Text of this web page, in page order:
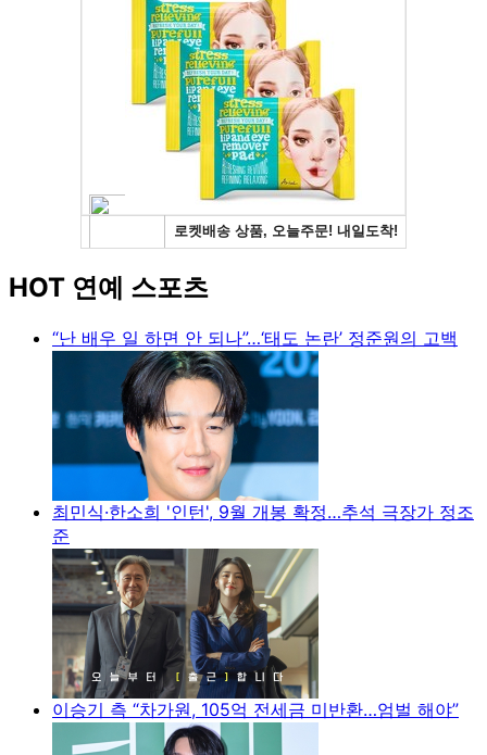
HOT 연예 스포츠
“난 배우 일 하면 안 되나”…‘태도 논란’ 정준원의 고백
최민식·한소희 '인턴', 9월 개봉 확정…추석 극장가 정조
준
이승기 측 “차가원, 105억 전세금 미반환…엄벌 해야”